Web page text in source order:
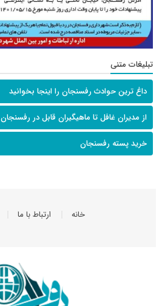
تبلیغات متنی
داغ ترین حوادث رفسنجان را اینجا بخوانید
از مدیران غافل تا ماهیگیران قابل در رفسنجان
خرید پسته رفسنجان
خانه ارتباط با ما